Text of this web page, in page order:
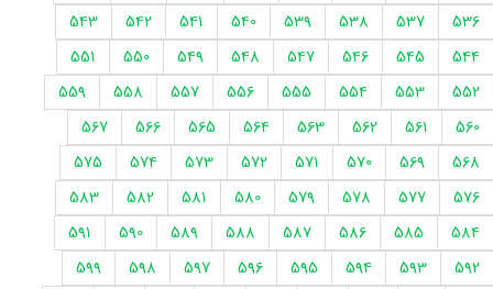
536
537
538
539
540
541
542
543
544
545
546
547
548
549
550
551
552
553
554
555
556
557
558
559
560
561
562
563
564
565
566
567
568
569
570
571
572
573
574
575
576
577
578
579
580
581
582
583
584
585
586
587
588
589
590
591
592
593
594
595
596
597
598
599